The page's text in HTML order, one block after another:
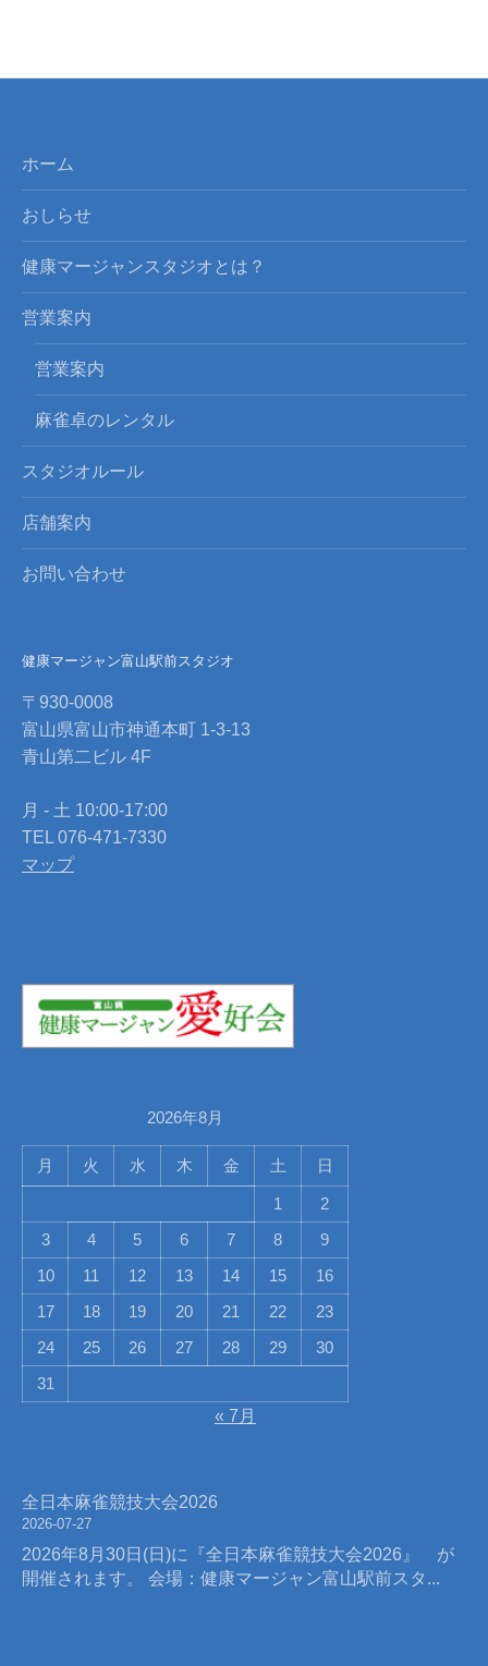
ホーム
おしらせ
健康マージャンスタジオとは？
営業案内
営業案内
麻雀卓のレンタル
スタジオルール
店舗案内
お問い合わせ
健康マージャン富山駅前スタジオ
〒930-0008
富山県富山市神通本町 1-3-13
青山第二ビル 4F
月 - 土 10:00-17:00
TEL 076-471-7330
マップ
2026年8月
月 火 水 木 金 土 日
1 2
3 4 5 6 7 8 9
10 11 12 13 14 15 16
17 18 19 20 21 22 23
24 25 26 27 28 29 30
31
« 7月
全日本麻雀競技大会2026
2026-07-27
2026年8月30日(日)に『全日本麻雀競技大会2026』 が
開催されます。 会場：健康マージャン富山駅前スタ...